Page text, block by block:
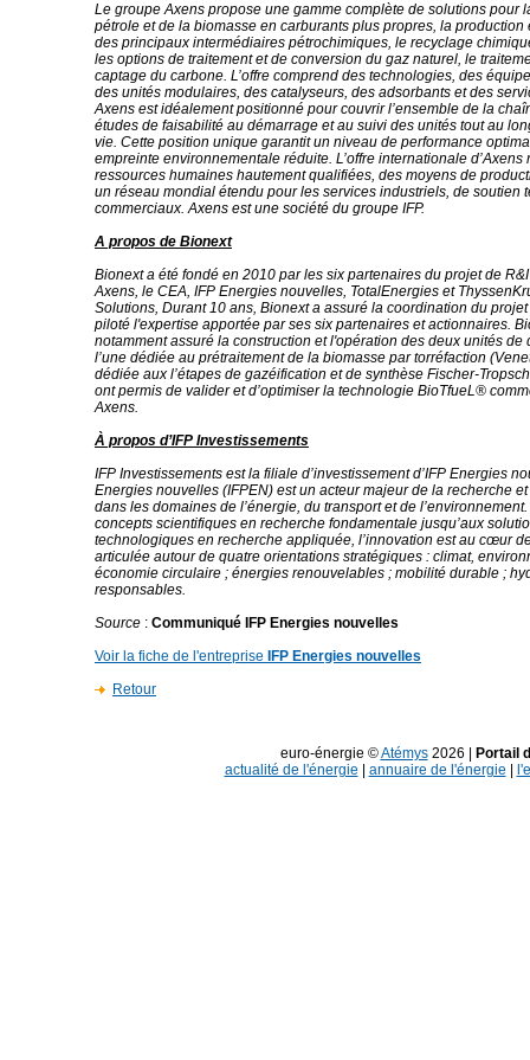
Le groupe Axens propose une gamme complète de solutions pour
pétrole et de la biomasse en carburants plus propres, la production
des principaux intermédiaires pétrochimiques, le recyclage
les options de traitement et de conversion du gaz naturel, le
captage du carbone. L’offre comprend des technologies, des
des unités modulaires, des catalyseurs, des adsorbants et des
Axens est idéalement positionné pour couvrir l’ensemble de la
études de faisabilité au démarrage et au suivi des unités tout au
vie. Cette position unique garantit un niveau de performance
empreinte environnementale réduite. L’offre internationale d’Axens
ressources humaines hautement qualifiées, des moyens de
un réseau mondial étendu pour les services industriels, de soutien
commerciaux. Axens est une société du groupe IFP.
A propos de Bionext
Bionext a été fondé en 2010 par les six partenaires du projet de
Axens, le CEA, IFP Energies nouvelles, TotalEnergies et
Solutions, Durant 10 ans, Bionext a assuré la coordination du
piloté l'expertise apportée par ses six partenaires et actionnaires.
notamment assuré la construction et l'opération des deux unités de
l’une dédiée au prétraitement de la biomasse par torréfaction
dédiée aux l’étapes de gazéification et de synthèse Fischer-
ont permis de valider et d’optimiser la technologie BioTfueL®
Axens.
À propos d’IFP Investissements
IFP Investissements est la filiale d’investissement d’IFP Energies
Energies nouvelles (IFPEN) est un acteur majeur de la recherche
dans les domaines de l’énergie, du transport et de
concepts scientifiques en recherche fondamentale jusqu’aux
technologiques en recherche appliquée, l’innovation est au cœur
articulée autour de quatre orientations stratégiques : climat,
économie circulaire ; énergies renouvelables ; mobilité durable ;
responsables.
Source : Communiqué IFP Energies nouvelles
Voir la fiche de l'entreprise
IFP Energies nouvelles
Retour
euro-énergie ©Atémys2026 |
Portail
actualité de l'énergie
annuaire de l'énergie